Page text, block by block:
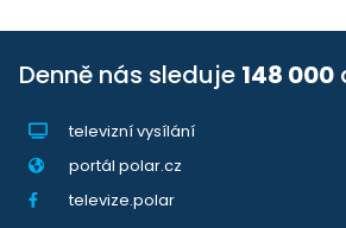
Denně nás sleduje 148 000
televizní vysílání
portál polar.cz
televize.polar